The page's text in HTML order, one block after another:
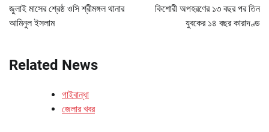
navigation
জুলাই মাসের শ্রেষ্ঠ ওসি শ্রীমঙ্গল থানার
আমিনুল ইসলাম
কিশোরী অপহরণের ১৩ বছর পর তিন
যুবকের ১৪ বছর কারাদণ্ড
Related News
গাইবান্ধা
জেলার খবর